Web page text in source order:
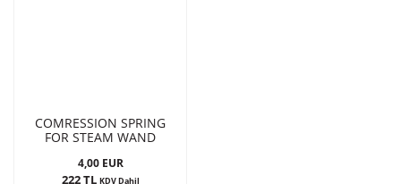
COMRESSION SPRING
FOR STEAM WAND
4,00 EUR
222 TL KDV Dahil